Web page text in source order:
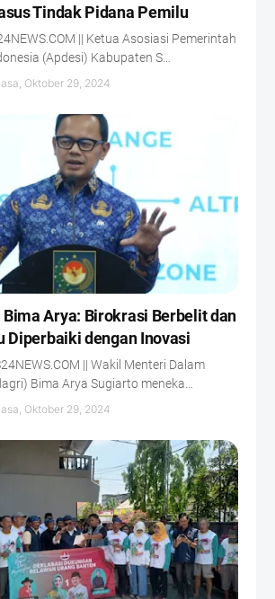
Tindak Pidana Pemilu
|| Ketua Asosiasi Pemerintah
(Apdesi) Kabupaten S…
Oktober 29, 2024
Arya: Birokrasi Berbelit dan
Diperbaiki dengan Inovasi
|| Wakil Menteri Dalam
Bima Arya Sugiarto meneka…
Oktober 29, 2024